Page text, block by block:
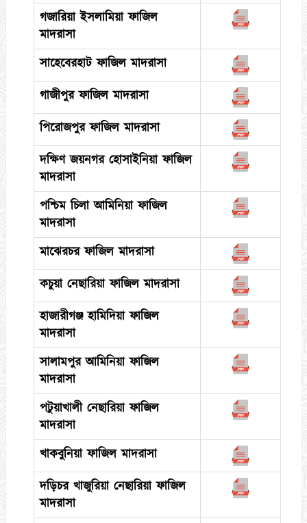
গজারিয়া ইসলামিয়া ফাজিল
মাদরাসা
সাহেবেরহাট ফাজিল মাদরাসা
গাজীপুর ফাজিল মাদরাসা
পিরোজপুর ফাজিল মাদরাসা
দক্ষিণ জয়নগর হোসাইনিয়া ফাজিল
মাদরাসা
পশ্চিম চিলা আমিনিয়া ফাজিল
মাদরাসা
মাঝেরচর ফাজিল মাদরাসা
কচুয়া নেছারিয়া ফাজিল মাদরাসা
হাজারীগঞ্জ হামিদিয়া ফাজিল
মাদরাসা
সালামপুর আমিনিয়া ফাজিল
মাদরাসা
পটুয়াখালী নেছারিয়া ফাজিল
মাদরাসা
খাকবুনিয়া ফাজিল মাদরাসা
দড়িচর খাজুরিয়া নেছারিয়া ফাজিল
মাদরাসা